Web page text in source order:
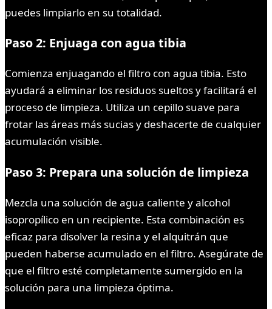
puedes limpiarlo en su totalidad.
Paso 2: Enjuaga con agua tibia
Comienza enjuagando el filtro con agua tibia. Esto
ayudará a eliminar los residuos sueltos y facilitará el
proceso de limpieza. Utiliza un cepillo suave para
frotar las áreas más sucias y deshacerte de cualquier
acumulación visible.
Paso 3: Prepara una solución de limpieza
Mezcla una solución de agua caliente y alcohol
isopropílico en un recipiente. Esta combinación es
eficaz para disolver la resina y el alquitrán que
pueden haberse acumulado en el filtro. Asegúrate de
que el filtro esté completamente sumergido en la
solución para una limpieza óptima.